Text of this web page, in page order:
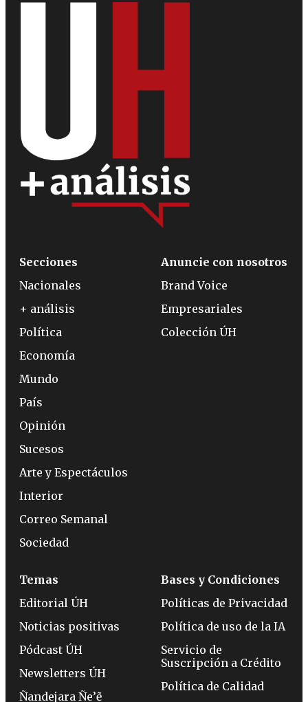
Secciones
Nacionales
+ análisis
Política
Economía
Mundo
País
Opinión
Sucesos
Arte y Espectáculos
Interior
Correo Semanal
Sociedad
Anuncie con nosotros
Brand Voice
Empresariales
Colección ÚH
Temas
Editorial ÚH
Noticias positivas
Pódcast ÚH
Newsletters ÚH
Ñandejara Ñe’ẽ
Bases y Condiciones
Políticas de Privacidad
Política de uso de la IA
Servicio de
Suscripción a Crédito
Política de Calidad